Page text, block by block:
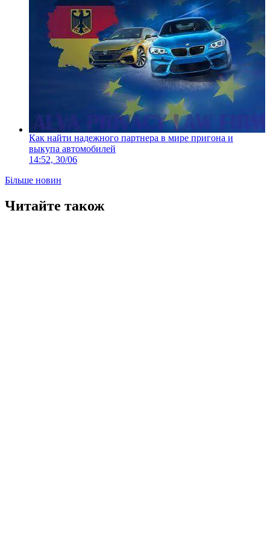
Как найти надежного партнера в мире пригона и
выкупа автомобилей
14:52, 30/06
Більше новин
Читайте також